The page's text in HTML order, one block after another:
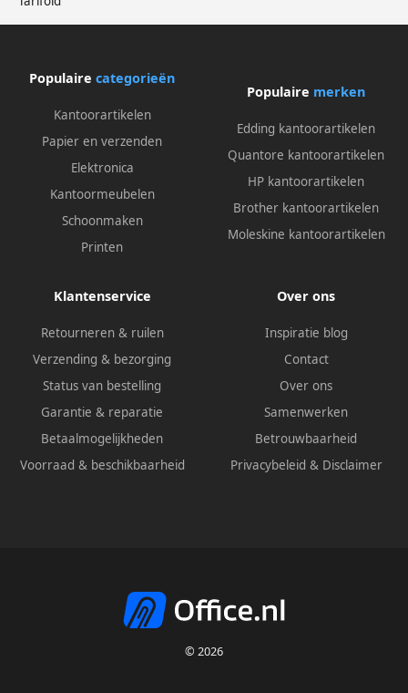
Populaire categorieën
Kantoorartikelen
Papier en verzenden
Elektronica
Kantoormeubelen
Schoonmaken
Printen
Populaire merken
Edding kantoorartikelen
Quantore kantoorartikelen
HP kantoorartikelen
Brother kantoorartikelen
Moleskine kantoorartikelen
Klantenservice
Retourneren & ruilen
Verzending & bezorging
Status van bestelling
Garantie & reparatie
Betaalmogelijkheden
Voorraad & beschikbaarheid
Over ons
Inspiratie blog
Contact
Over ons
Samenwerken
Betrouwbaarheid
Privacybeleid & Disclaimer
© 2026